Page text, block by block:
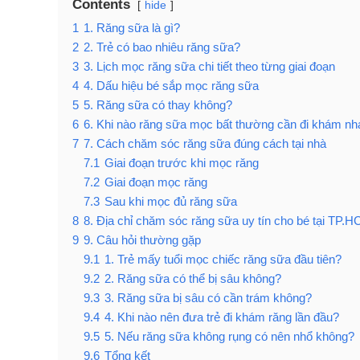
Contents hide
1 1. Răng sữa là gì?
2 2. Trẻ có bao nhiêu răng sữa?
3 3. Lịch mọc răng sữa chi tiết theo từng giai đoạn
4 4. Dấu hiệu bé sắp mọc răng sữa
5 5. Răng sữa có thay không?
6 6. Khi nào răng sữa mọc bất thường cần đi khám
7 7. Cách chăm sóc răng sữa đúng cách tại nhà
7.1 Giai đoạn trước khi mọc răng
7.2 Giai đoạn mọc răng
7.3 Sau khi mọc đủ răng sữa
8 8. Địa chỉ chăm sóc răng sữa uy tín cho bé tại
9 9. Câu hỏi thường gặp
9.1 1. Trẻ mấy tuổi mọc chiếc răng sữa đầu tiên?
9.2 2. Răng sữa có thể bị sâu không?
9.3 3. Răng sữa bị sâu có cần trám không?
9.4 4. Khi nào nên đưa trẻ đi khám răng lần đầu?
9.5 5. Nếu răng sữa không rụng có nên nhổ không?
9.6 Tổng kết